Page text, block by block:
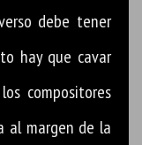
debe tener
hay que cavar
compositores
al margen de la